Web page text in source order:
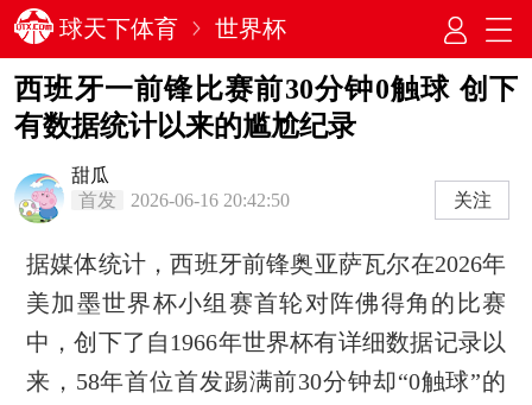
球天下体育 世界杯
西班牙一前锋比赛前30分钟0触球 创下
有数据统计以来的尴尬纪录
甜瓜
首发
2026-06-16 20:42:50 关注
据媒体统计，西班牙前锋奥亚萨瓦尔在2026年
美加墨世界杯小组赛首轮对阵佛得角的比赛
中，创下了自1966年世界杯有详细数据记录以
来，58年首位首发踢满前30分钟却“0触球”的